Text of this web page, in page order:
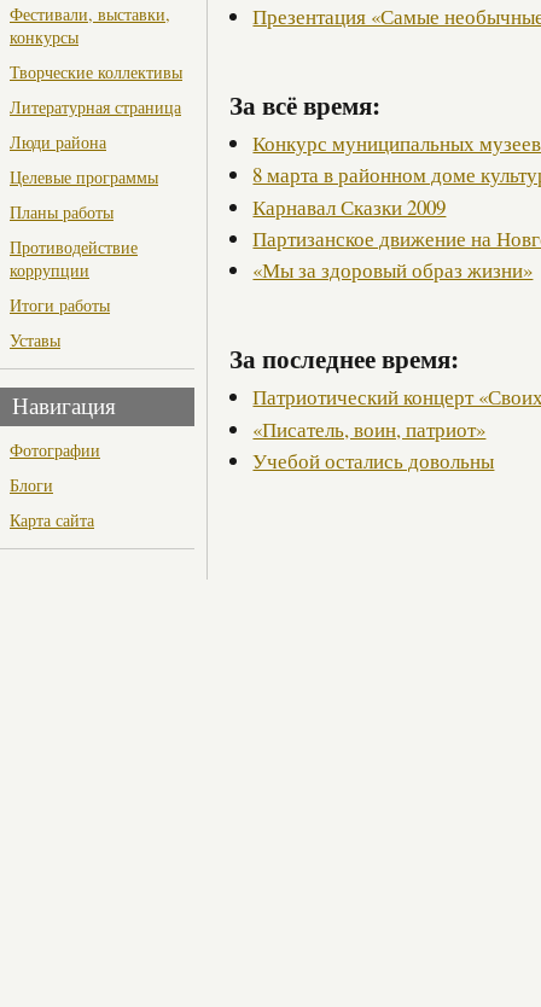
Фестивали, выставки,
конкурсы
Творческие коллективы
Литературная страница
Люди района
Целевые программы
Планы работы
Противодействие
коррупции
Итоги работы
Уставы
Навигация
Фотографии
Блоги
Карта сайта
Презентация «Самые
За всё время:
Конкурс муниципальных музеев
8 марта в районном доме
Карнавал Сказки 2009
Партизанское движение на
«Мы за здоровый образ жизни»
За последнее время:
Патриотический концерт
«Писатель, воин, патриот»
Учебой остались довольны